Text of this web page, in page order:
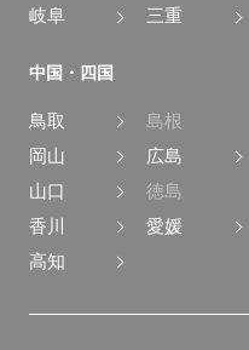
岐阜
三重
中国・四国
鳥取
島根
岡山
広島
山口
徳島
香川
愛媛
高知